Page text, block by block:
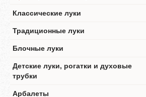
Классические луки
Традиционные луки
Блочные луки
Детские луки, рогатки и духовые
трубки
Арбалеты